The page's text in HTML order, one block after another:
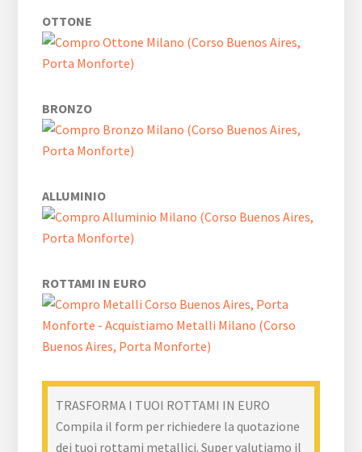
OTTONE
BRONZO
ALLUMINIO
ROTTAMI IN EURO
TRASFORMA I TUOI ROTTAMI IN EURO
Compila il form per richiedere la quotazione
dei tuoi rottami metallici. Super valutiamo il